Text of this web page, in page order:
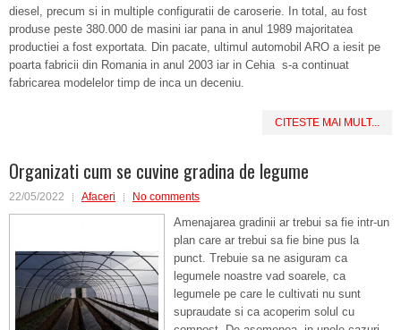
diesel, precum si in multiple configuratii de caroserie. In total, au fost
produse peste 380.000 de masini iar pana in anul 1989 majoritatea
productiei a fost exportata. Din pacate, ultimul automobil ARO a iesit pe
poarta fabricii din Romania in anul 2003 iar in Cehia s-a continuat
fabricarea modelelor timp de inca un deceniu.
CITESTE MAI MULT...
Organizati cum se cuvine gradina de legume
22/05/2022 Afaceri No comments
Amenajarea gradinii ar trebui sa fie intr-un
plan care ar trebui sa fie bine pus la
punct. Trebuie sa ne asiguram ca
legumele noastre vad soarele, ca
legumele pe care le cultivati nu sunt
supraudate si ca acoperim solul cu